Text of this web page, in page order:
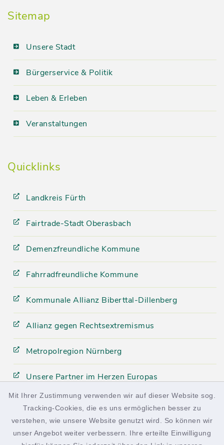
Mit Ihrer Zustimmung verwenden wir auf dieser Website sog.
Tracking-Cookies, die es uns ermöglichen besser zu
verstehen, wie unsere Website genutzt wird. So können wir
unser Angebot weiter verbessern. Ihre erteilte Einwilligung
Sitemap
Unsere Stadt
Bürgerservice & Politik
Leben & Erleben
Veranstaltungen
Quicklinks
Landkreis Fürth
Fairtrade-Stadt Oberasbach
Demenzfreundliche Kommune
Fahrradfreundliche Kommune
Kommunale Allianz Biberttal-Dillenberg
Allianz gegen Rechtsextremismus
Metropolregion Nürnberg
Unsere Partner im Herzen Europas
facebook
instagram